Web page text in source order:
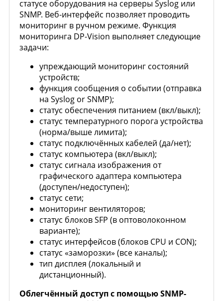
статусе оборудования на серверы Syslog или
SNMP. Веб-интерфейс позволяет проводить
мониторинг в ручном режиме. Функция
мониторинга DP-Vision выполняет следующие
задачи:
упреждающий мониторинг состояний
устройств;
функция сообщения о событии (отправка
на Syslog or SNMP);
статус обеспечения питанием (вкл/выкл);
статус температурного порога устройства
(норма/выше лимита);
статус подключённых кабелей (да/нет);
статус компьютера (вкл/выкл);
статус сигнала изображения от
графического адаптера компьютера
(доступен/недоступен);
статус сети;
мониторинг вентиляторов;
статус блоков SFP (в оптоволоконном
варианте);
статус интерфейсов (блоков CPU и CON);
статус «заморозки» (все каналы);
тип дисплея (локальный и
дистанционный).
Облегчённый доступ с помощью SNMP-